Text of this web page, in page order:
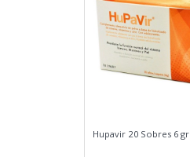
Hupavir 20 Sobres 6 gr